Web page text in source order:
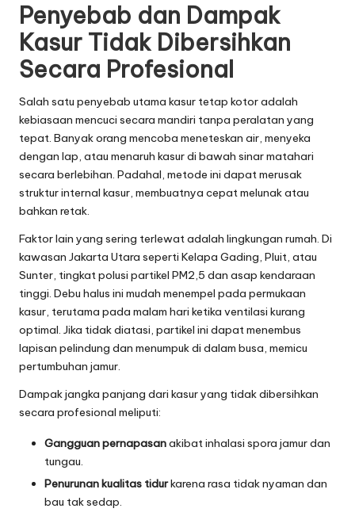
Penyebab dan Dampak
Kasur Tidak Dibersihkan
Secara Profesional
Salah satu penyebab utama kasur tetap kotor adalah
kebiasaan mencuci secara mandiri tanpa peralatan yang
tepat. Banyak orang mencoba meneteskan air, menyeka
dengan lap, atau menaruh kasur di bawah sinar matahari
secara berlebihan. Padahal, metode ini dapat merusak
struktur internal kasur, membuatnya cepat melunak atau
bahkan retak.
Faktor lain yang sering terlewat adalah lingkungan rumah. Di
kawasan Jakarta Utara seperti Kelapa Gading, Pluit, atau
Sunter, tingkat polusi partikel PM2,5 dan asap kendaraan
tinggi. Debu halus ini mudah menempel pada permukaan
kasur, terutama pada malam hari ketika ventilasi kurang
optimal. Jika tidak diatasi, partikel ini dapat menembus
lapisan pelindung dan menumpuk di dalam busa, memicu
pertumbuhan jamur.
Dampak jangka panjang dari kasur yang tidak dibersihkan
secara profesional meliputi:
Gangguan pernapasanakibat inhalasi spora jamur dan
tungau.
Penurunan kualitas tidurkarena rasa tidak nyaman dan
bau tak sedap.